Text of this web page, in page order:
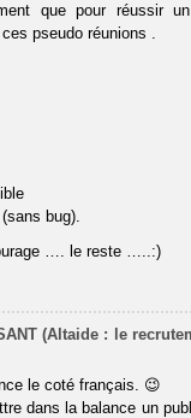
que pour réussir
pseudo réunions .
bug).
…. le reste …..:)
(Altaide : le
le coté français. 😉
dans la balance un